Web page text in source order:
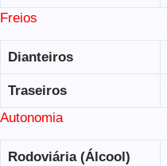
Freios
Dianteiros
Traseiros
Autonomia
Rodoviária (Álcool)